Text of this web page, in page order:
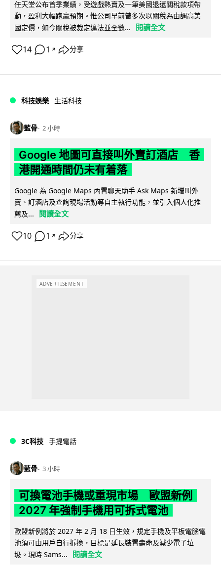
任天堂公布首季業績，受遊戲熱賣及一筆美國退還關稅款項帶
動，盈利大幅跑贏預期。惟公司早前曾多次以關稅為由調高美
國定價，如今關稅被裁定違法並全數...
閱讀全文
14 1 ↗ 分享
科技娛樂 生活科技
藍骨 2 小時
Google 地圖可直接叫外賣訂酒店 香
港開通時間仍未有着落
Google 為 Google Maps 內置聊天助手 Ask Maps 新增叫外
賣、訂酒店及查詢現場活動等自主執行功能，並引入個人化推
薦及...
閱讀全文
10 1 ↗ 分享
ADVERTISEMENT
3C科技 手提電話
藍骨 3 小時
可換電池手機或重現市場 歐盟新例
2027 年強制手機用可拆式電池
歐盟新例將於 2027 年 2 月 18 日生效，規定手機及平板電腦電
池須可由用戶自行拆換，目標是延長裝置壽命及減少電子垃
圾。現時 Sams...
閱讀全文